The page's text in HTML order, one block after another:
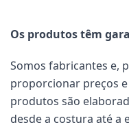
Os produtos têm
Somos fabricantes e,
proporcionar preços
produtos são
desde a costura até a